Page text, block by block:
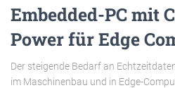
Embedded-PC mit
Power für Edge
Der steigende Bedarf an
im Maschinenbau und in Edge-